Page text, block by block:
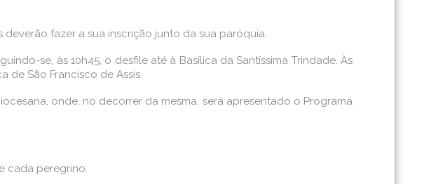
fazer a sua inscrição junto da sua paróquia.
se, às 10h45, o desfile até à Basílica da Santíssima Trindade. Às
de São Francisco de Assis.
onde, no decorrer da mesma, será apresentado o Programa
cada peregrino.